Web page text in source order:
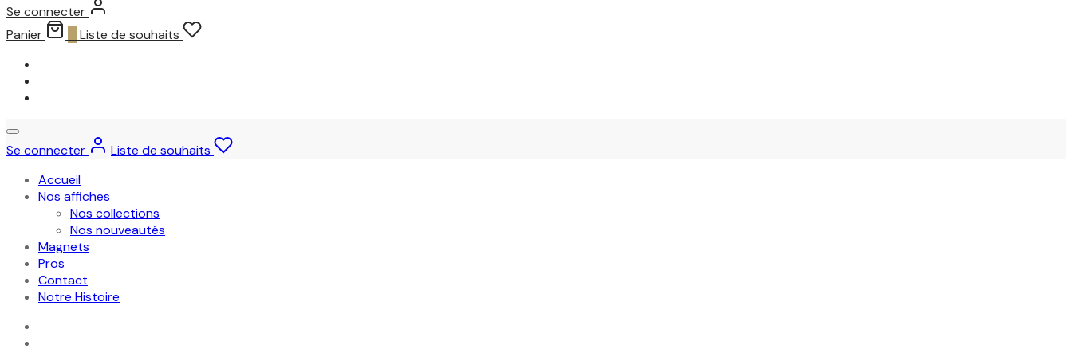
Se connecter
Panier
Liste de souhaits
Se connecter
Liste de souhaits
Accueil
Nos affiches
Nos collections
Nos nouveautés
Magnets
Pros
Contact
Notre Histoire